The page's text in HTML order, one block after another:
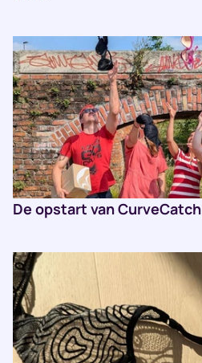
De opstart van CurveCatch